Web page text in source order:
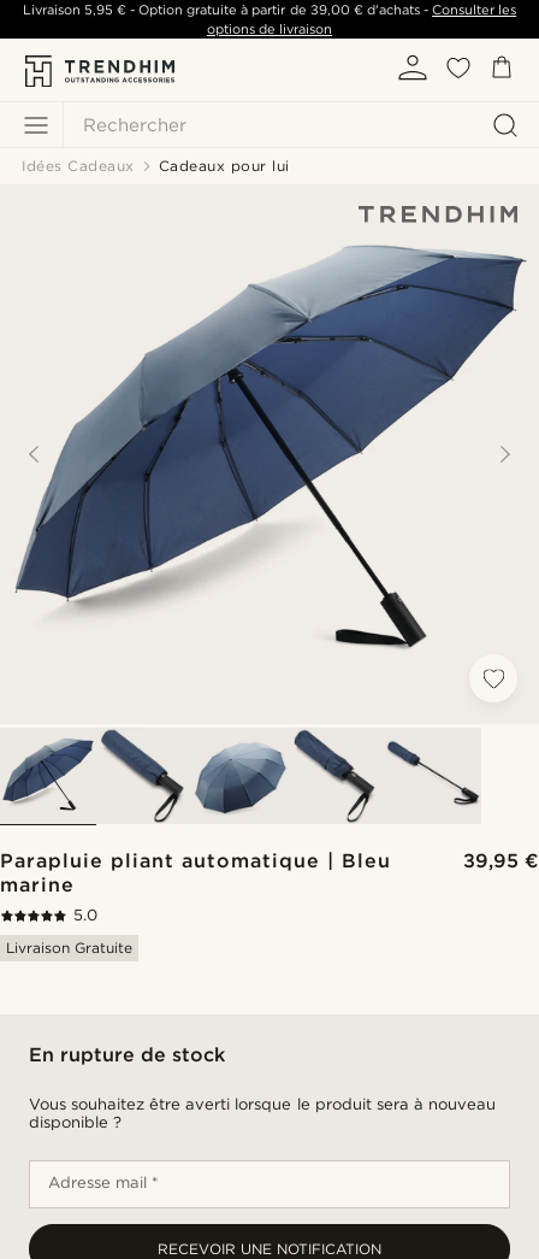
Rechercher
Livraison 5,95 €- Option gratuite à partir de 39,00 €d'achats -Consulter les
options de livraison
Idées Cadeaux Cadeaux pour lui
Parapluie pliant automatique | Bleu
marine
39,95 €
5.0
Livraison Gratuite
En rupture de stock
Vous souhaitez être averti lorsque le produit sera à nouveau
disponible ?
Adresse mail *
RECEVOIR UNE NOTIFICATION